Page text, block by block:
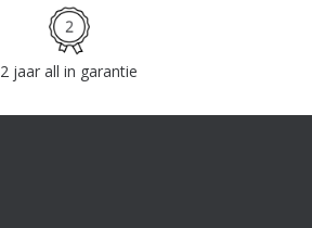
2 jaar all in garantie